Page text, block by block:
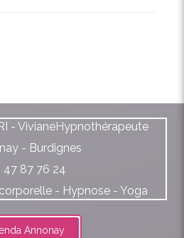
- VivianeHypnothérapeute
- Burdignes
47 87 76 24
- Hypnose - Yoga
Annonay